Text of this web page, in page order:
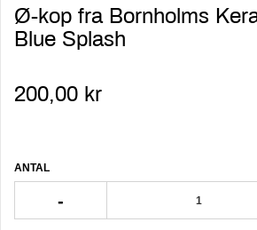
Ø-kop fra Bornholms
Blue Splash
200,00 kr
ANTAL
-